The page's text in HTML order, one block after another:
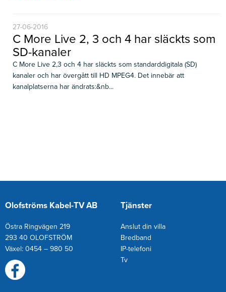
27-06-2016
C More Live 2, 3 och 4 har släckts som
SD-kanaler
C More Live 2,3 och 4 har släckts som standarddigitala (SD)
kanaler och har övergått till HD MPEG4. Det innebär att
kanalplatserna har ändrats:&nb...
Olofströms Kabel-TV AB
Östra Ringvägen 219
293 40 OLOFSTRÖM
Växel: 0454 – 980 50
Tjänster
Anslut din villa
Bredband
IP-telefoni
Tv